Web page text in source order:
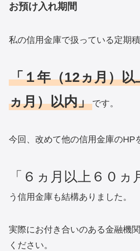
お預け入れ期間
私の信用金庫で扱っている定期
「１年（12ヵ月）以
ヵ月）以内」です。
今回、改めて他の信用金庫のHP
「６ヵ月以上６０ヵ
う信用金庫も結構ありました。
実際にお付き合いのある金融機
ください。